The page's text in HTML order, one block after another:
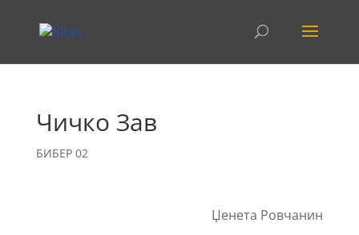
Чичко Зав
БИБЕР 02
Џенета Ровчанин